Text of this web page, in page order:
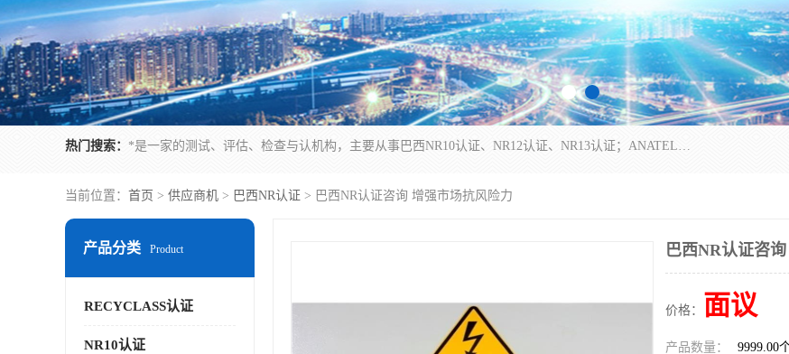
热门搜索： *是一家的测试、评估、检查与认机构，主要从事巴西NR10认证、NR12认证、NR13认证；ANATEL认证、INMTRO认证，欧盟CE认证：MD认证，PED认证，MID认证，ATEX认证，德国蓝色天使认证。
当前位置： 首页 > 供应商机 > 巴西NR认证 > 巴西NR认证咨询 增强市场抗风险力
产品分类 Product
RECYCLASS认证
NR10认证
巴西NR认证咨
价格： 面议
产品数量： 9999.00